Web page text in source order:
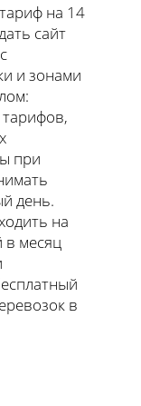
на 14
сайт
и зонами
тарифов,
при
день.
на
в месяц
в